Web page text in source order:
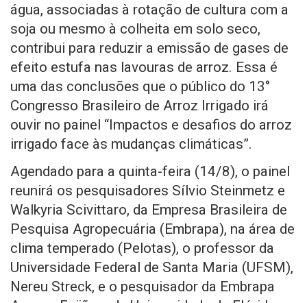
água, associadas à rotação de cultura com a
soja ou mesmo à colheita em solo seco,
contribui para reduzir a emissão de gases de
efeito estufa nas lavouras de arroz. Essa é
uma das conclusões que o público do 13°
Congresso Brasileiro de Arroz Irrigado irá
ouvir no painel “Impactos e desafios do arroz
irrigado face às mudanças climáticas”.
Agendado para a quinta-feira (14/8), o painel
reunirá os pesquisadores Sílvio Steinmetz e
Walkyria Scivittaro, da Empresa Brasileira de
Pesquisa Agropecuária (Embrapa), na área de
clima temperado (Pelotas), o professor da
Universidade Federal de Santa Maria (UFSM),
Nereu Streck, e o pesquisador da Embrapa